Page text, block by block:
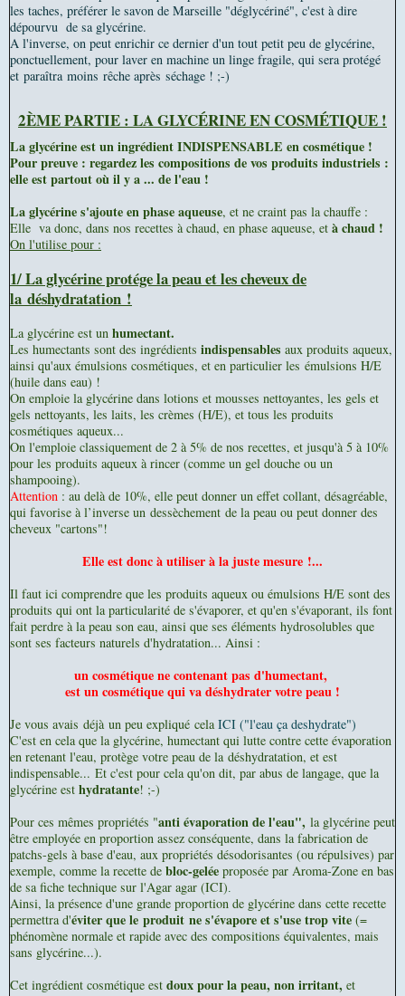
les taches, préférer le savon de Marseille "déglycériné", c'est à dire
dépourvu de sa glycérine.
A l'inverse, on peut enrichir ce dernier d'un tout petit peu de glycérine,
ponctuellement, pour laver en machine un linge fragile, qui sera protégé
et paraîtra moins rêche après séchage ! ;-)
2ÈME PARTIE : LA GLYCÉRINE EN COSMÉTIQUE !
La glycérine est un ingrédient INDISPENSABLE en cosmétique !
Pour preuve : regardez les compositions de vos produits industriels :
elle est partout où il y a ... de l'eau !
La glycérine s'ajoute en phase aqueuse, et ne craint pas la chauffe :
Elle va donc, dans nos recettes à chaud, en phase aqueuse, et à chaud !
On l'utilise pour :
1/ La glycérine protége la peau et les cheveuxde
la déshydratation !
La glycérine est un humectant.
Les humectants sont des ingrédients indispensables aux produits aqueux,
ainsi qu'aux émulsions cosmétiques, et en particulier les émulsions H/E
(huile dans eau) !
On emploie la glycérine dans lotions et mousses nettoyantes, les gels et
gels nettoyants, les laits, les crèmes (H/E), et tous les produits
cosmétiques aqueux...
On l'emploie classiquement de 2 à 5% de nos recettes, et jusqu'à 5 à 10%
pour les produits aqueux à rincer (comme un gel douche ou un
shampooing).
Attention : au delà de 10%, elle peut donner un effet collant, désagréable,
qui favorise à l’inverse un dessèchement de la peau ou peut donner des
cheveux "cartons"!
Elle est donc à utiliser à la juste mesure !...
Il faut ici comprendre que les produits aqueux ou émulsions H/E sont des
produits qui ont la particularité de s'évaporer, et qu'en s'évaporant, ils font
fait perdre à la peau son eau, ainsi que ses éléments hydrosolubles que
sont ses facteurs naturels d'hydratation... Ainsi :
un cosmétique ne contenant pas d'humectant,
est un cosmétique qui va déshydrater votre peau !
Je vous avais déjà un peu expliqué celaICI ("l'eau ça deshydrate")
C'est en cela que la glycérine, humectant qui lutte contre cette évaporation
en retenant l'eau, protège votre peau de la déshydratation, et est
indispensable... Et c'est pour cela qu'on dit, par abus de langage, que la
glycérine est hydratante! ;-)
Pour ces mêmes propriétés "anti évaporation de l'eau", la glycérine peut
être employée en proportion assez conséquente, dans la fabrication de
patchs-gels à base d'eau, aux propriétés désodorisantes (ou répulsives) par
exemple, comme la recette de bloc-gelée proposée par Aroma-Zone en bas
de sa fiche technique sur l'Agar agar (ICI).
Ainsi, la présence d'une grande proportion de glycérine dans cette recette
permettra d'éviter que le produit ne s'évapore et s'use trop vite (=
phénomène normale et rapide avec des compositions équivalentes, mais
sans glycérine...).
Cet ingrédient cosmétique est doux pour la peau, non irritant, et